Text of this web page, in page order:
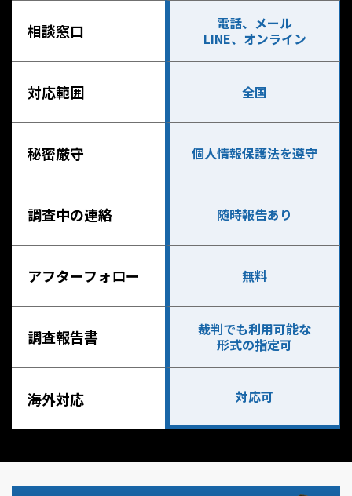
相談窓口
電話、メール
LINE、オンライン
対応範囲 全国
秘密厳守 個人情報保護法を遵守
調査中の連絡 随時報告あり
アフターフォロー 無料
調査報告書
裁判でも利用可能な
形式の指定可
海外対応 対応可